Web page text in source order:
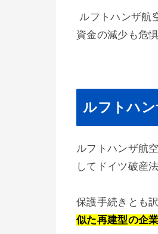
ルフトハンザ航
資金の減少も危
ルフトハ
ルフトハンザ航
してドイツ破産
保護手続きとも
似た再建型の企